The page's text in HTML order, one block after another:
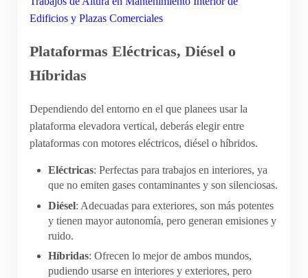
Edificios y Plazas Comerciales
Plataformas Eléctricas, Diésel o
Híbridas
Dependiendo del entorno en el que planees usar la
plataforma elevadora vertical, deberás elegir entre
plataformas con motores eléctricos, diésel o híbridos.
Eléctricas: Perfectas para trabajos en interiores, ya
que no emiten gases contaminantes y son silenciosas.
Diésel: Adecuadas para exteriores, son más potentes
y tienen mayor autonomía, pero generan emisiones y
ruido.
Híbridas: Ofrecen lo mejor de ambos mundos,
pudiendo usarse en interiores y exteriores, pero